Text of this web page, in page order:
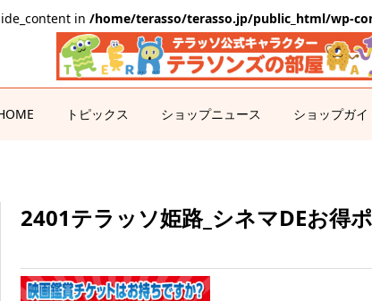
in /home/terasso/terasso.jp/public_html/wp-
トピックス ショップニュース ショップガイ
2401テラッソ姫路_シネマDEお得